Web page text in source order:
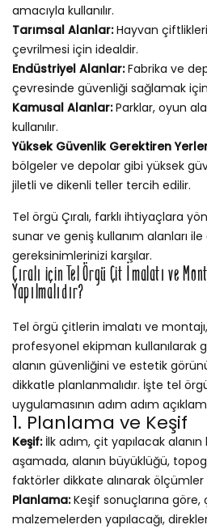
amacıyla kullanılır.
Tarımsal Alanlar:Hayvan çiftlikleri
çevrilmesi için idealdir.
Endüstriyel Alanlar:Fabrika ve
çevresinde güvenliği sağlamak için
Kamusal Alanlar:Parklar, oyun
kullanılır.
Yüksek Güvenlik Gerektiren
bölgeler ve depolar gibi yüksek
jiletli ve dikenli teller tercih edilir.
Tel örgü Çıralı, farklı ihtiyaçlara
sunar ve geniş kullanım alanları
gereksinimlerinizi karşılar.
Çıralı için Tel Örgü Çit İmalatı ve
Yapılmalıdır?
Tel örgü çitlerin imalatı ve
profesyonel ekipman kullanılarak
alanın güvenliğini ve estetik
dikkatle planlanmalıdır. İşte tel
uygulamasının adım adım
1. Planlama ve Keşif
Keşif:İlk adım, çit yapılacak
aşamada, alanın büyüklüğü,
faktörler dikkate alınarak ölçümler
Planlama:Keşif sonuçlarına göre,
malzemelerden yapılacağı,